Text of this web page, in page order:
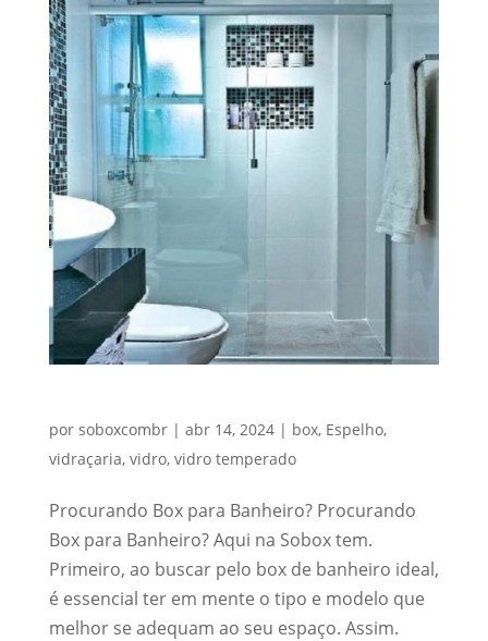
por soboxcombr| abr 14, 2024| box, Espelho,
vidraçaria, vidro, vidro temperado
Procurando Box para Banheiro? Procurando
Box para Banheiro? Aqui na Sobox tem.
Primeiro, ao buscar pelo box de banheiro ideal,
é essencial ter em mente o tipo e modelo que
melhor se adequam ao seu espaço. Assim.